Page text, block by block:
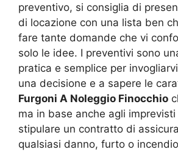
preventivo, si consiglia di
di locazione con una lista ben
fare tante domande che vi
solo le idee. I preventivi sono
pratica e semplice per
una decisione e a sapere le
Furgoni A Noleggio Finocchio
ma in base anche agli
stipulare un contratto di
qualsiasi danno, furto o